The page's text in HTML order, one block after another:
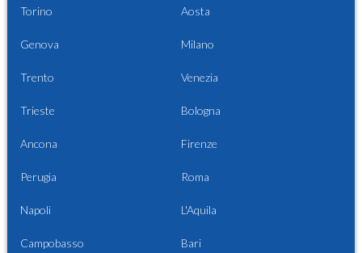
Torino Aosta
Genova Milano
Trento Venezia
Trieste Bologna
Ancona Firenze
Perugia Roma
Napoli L'Aquila
Campobasso Bari